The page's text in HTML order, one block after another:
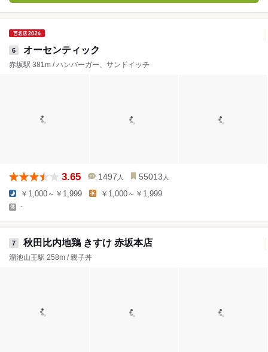
6 オーセンティック
赤坂駅 381m / ハンバーガー、サンドイッチ
3.65 1497 人 55013 人
￥1,000～￥1,999 ￥1,000～￥1,999
-
7 秋田比内地鶏 きすけ 赤坂本店
溜池山王駅 258m / 親子丼